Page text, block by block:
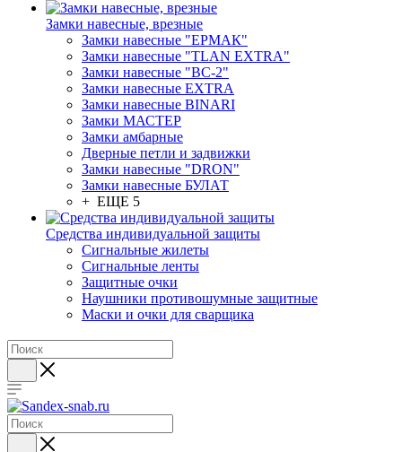
Замки навесные, врезные
Замки навесные "ЕРМАК"
Замки навесные "TLAN EXTRA"
Замки навесные "ВС-2"
Замки навесные EXTRA
Замки навесные BINARI
Замки МАСТЕР
Замки амбарные
Дверные петли и задвижки
Замки навесные "DRON"
Замки навесные БУЛАТ
+ ЕЩЕ 5
Средства индивидуальной защиты
Сигнальные жилеты
Сигнальные ленты
Защитные очки
Наушники противошумные защитные
Маски и очки для сварщика